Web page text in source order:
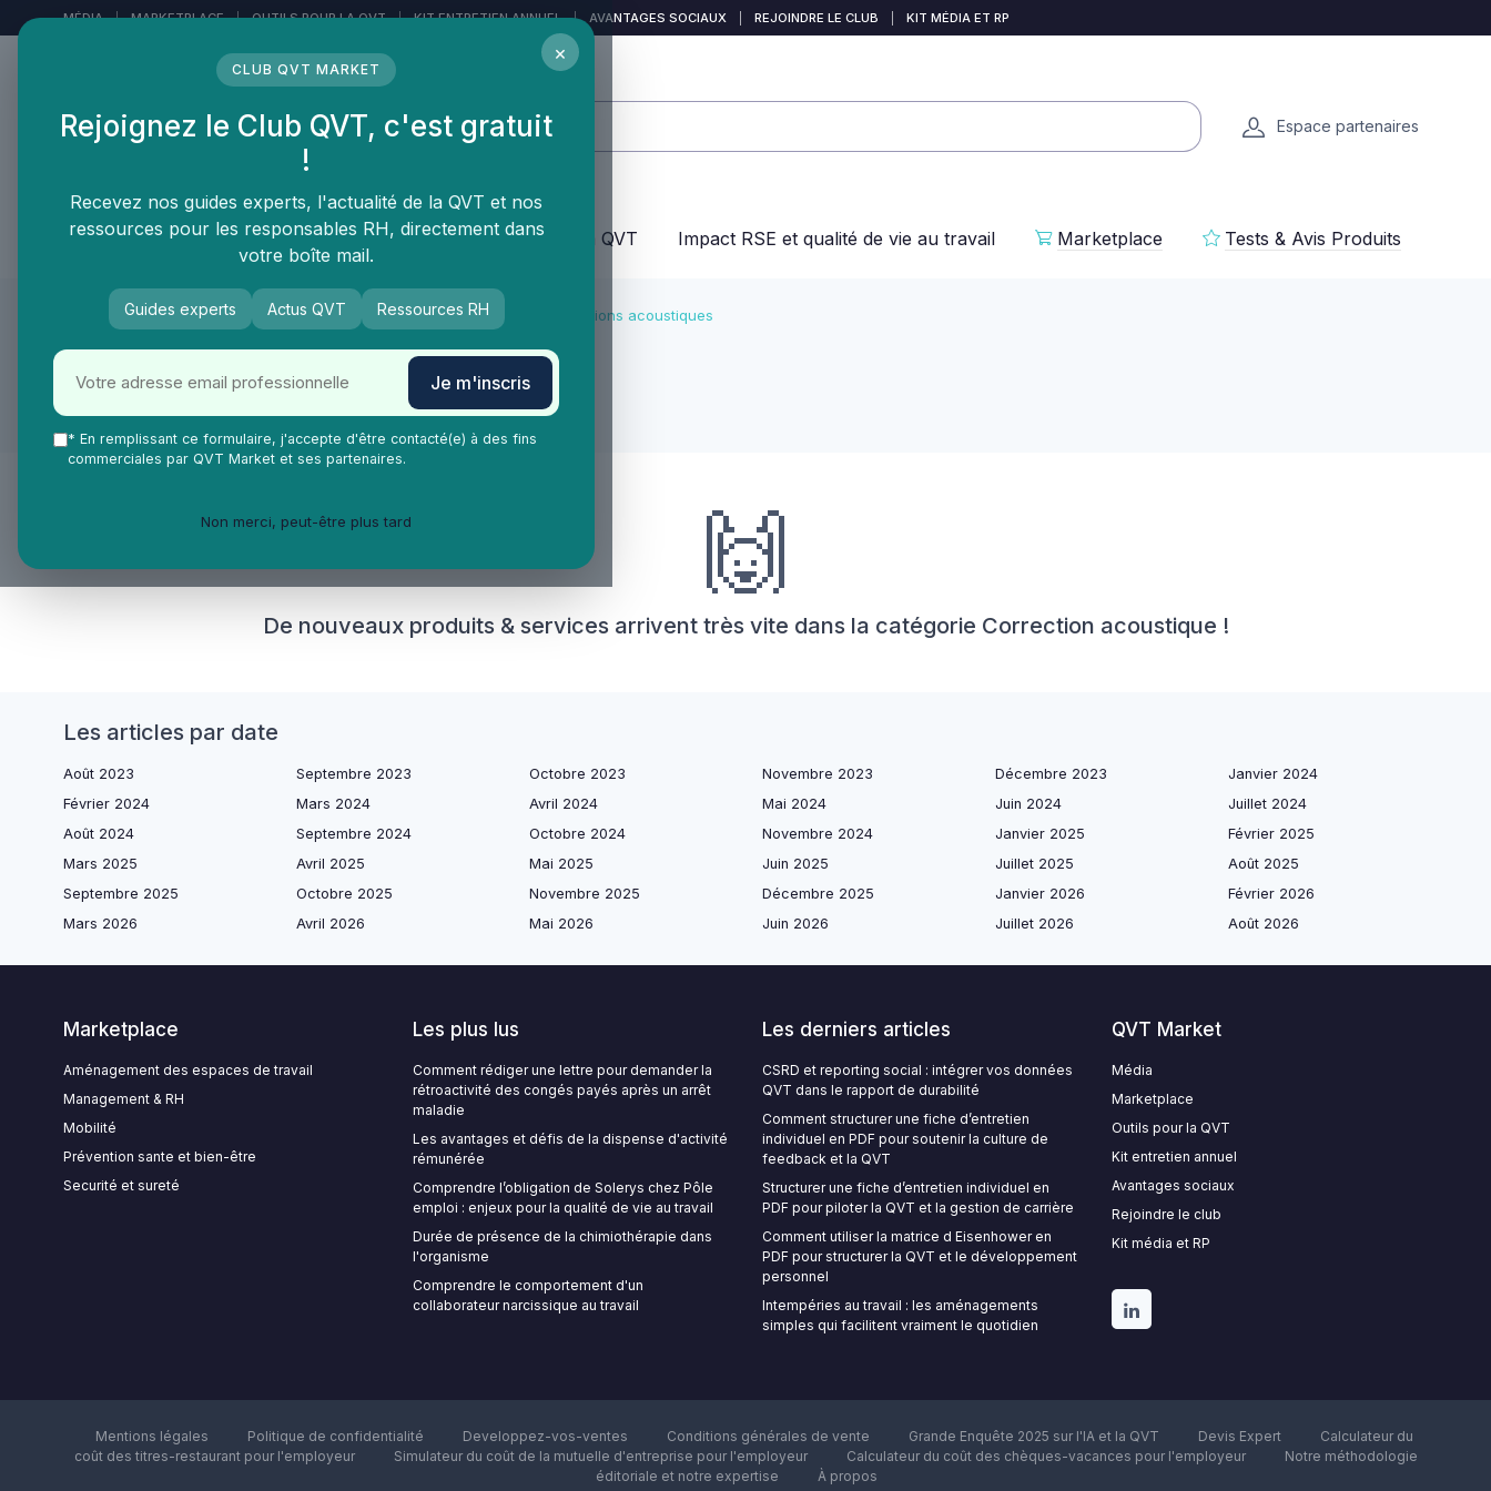
MÉDIA | MARKETPLACE | OUTILS POUR LA QVT | KIT ENTRETIEN ANNUEL | AVANTAGES SOCIAUX REJOINDRE LE CLUB KIT MÉDIA ET RP
LE MÉDIA DES
Espace partenaires
Vie Ma Vie dans la QVT Tendances QVT Enjeux dans la QVT Impact RSE et qualité de vie au travail Marketplace Tests & Avis Produits
QVT Market Marketplace Aménagement des espaces de travail Solutions acoustiques
Aménagement des espaces de travail ≫ Solutions acoustiques
Correction acoustique
🙌
De nouveaux produits & services arrivent très vite dans la catégorie Correction acoustique !
Les articles par date
Août 2023 Septembre 2023 Octobre 2023 Novembre 2023 Décembre 2023
Janvier 2024
Février 2024
Mars 2024 Avril 2024 Mai 2024 Juin 2024
Juillet 2024
Août 2024
Septembre 2024 Octobre 2024 Novembre 2024 Janvier 2025
Février 2025
Mars 2025
Avril 2025 Mai 2025 Juin 2025 Juillet 2025
Août 2025
Septembre 2025
Octobre 2025 Novembre 2025 Décembre 2025 Janvier 2026
Février 2026
Mars 2026
Avril 2026 Mai 2026 Juin 2026 Juillet 2026 Août 2026
Marketplace
Aménagement des espaces de travail
Management & RH
Mobilité
Prévention sante et bien-être
Securité et sureté
Les plus lus
Comment rédiger une lettre pour demander la
rétroactivité des congés payés après un arrêt
maladie
Les avantages et défis de la dispense d'activité
rémunérée
Comprendre l’obligation de Solerys chez Pôle
emploi : enjeux pour la qualité de vie au travail
Durée de présence de la chimiothérapie dans
l'organisme
Comprendre le comportement d'un
collaborateur narcissique au travail
Les derniers articles
CSRD et reporting social : intégrer vos données
QVT dans le rapport de durabilité
Comment structurer une fiche d’entretien
individuel en PDF pour soutenir la culture de
feedback et la QVT
Structurer une fiche d’entretien individuel en
PDF pour piloter la QVT et la gestion de carrière
Comment utiliser la matrice d Eisenhower en
PDF pour structurer la QVT et le développement
personnel
Intempéries au travail : les aménagements
simples qui facilitent vraiment le quotidien
QVT Market
Média
Marketplace
Outils pour la QVT
Kit entretien annuel
Avantages sociaux
Rejoindre le club
Kit média et RP
Mentions légales Politique de confidentialité Developpez-vos-ventes Conditions générales de vente Grande Enquête 2025 sur l'IA et la QVT Devis Expert
Calculateur du
coût des titres-restaurant pour l'employeur
Simulateur du coût de la mutuelle d'entreprise pour l'employeur Calculateur du coût des chèques-vacances pour l'employeur
Notre méthodologie
éditoriale et notre expertise
À propos
×
CLUB QVT MARKET
Rejoignez le Club QVT, c'est gratuit
!
Recevez nos guides experts, l'actualité de la QVT et nos
ressources pour les responsables RH, directement dans
votre boîte mail.
Guides experts Actus QVT Ressources RH
Je m'inscris
* En remplissant ce formulaire, j'accepte d'être contacté(e) à des fins
commerciales par QVT Market et ses partenaires.
Non merci, peut-être plus tard
Panneau de gestion des cookies